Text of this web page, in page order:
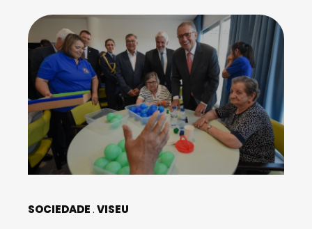
SOCIEDADE VISEU